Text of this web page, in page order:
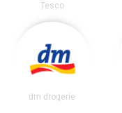
Tesco
dm drogerie